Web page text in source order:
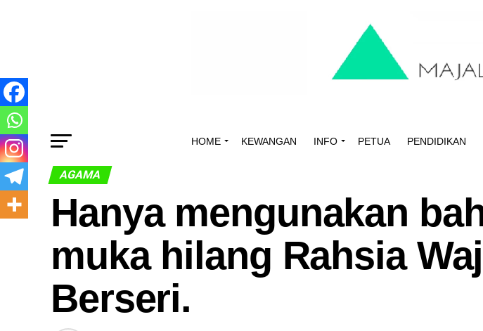
HOME KEWANGAN INFO PETUA PENDIDIKAN
AGAMA
Hanya mengunakan
muka hilang Rahsia
Berseri.